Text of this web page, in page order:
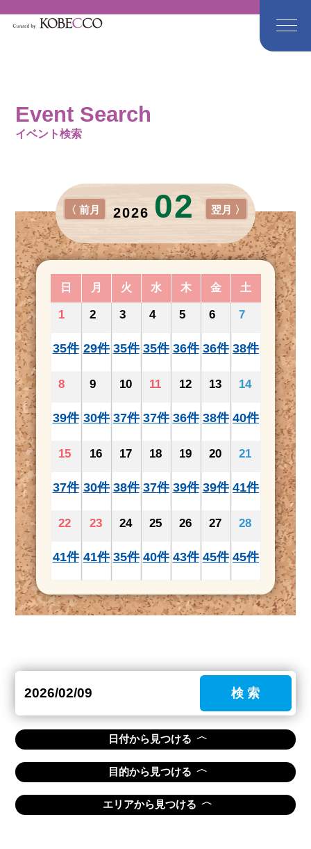
Event Search
イベント検索
2026 02
〈 前月 翌月 〉
日 月 火 水 木 金 土
1
35件
2
29件
3
35件
4
35件
5
36件
6
36件
7
38件
8
39件
9
30件
10
37件
11
37件
12
36件
13
38件
14
40件
15
37件
16
30件
17
38件
18
37件
19
39件
20
39件
21
41件
22
41件
23
41件
24
35件
25
40件
26
43件
27
45件
28
45件
検 索
日付から見つける 〈
目的から見つける 〈
エリアから見つける 〈